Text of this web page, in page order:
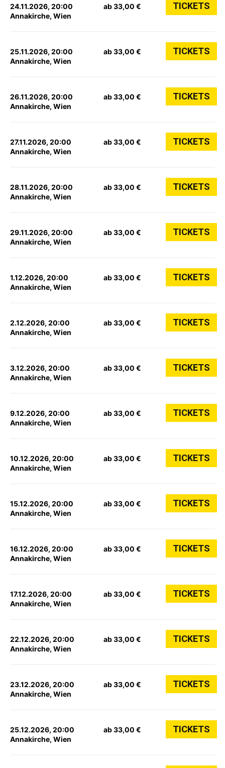
24.11.2026, 20:00
Annakirche, Wien
ab 33,00 € TICKETS
25.11.2026, 20:00
Annakirche, Wien
ab 33,00 € TICKETS
26.11.2026, 20:00
Annakirche, Wien
ab 33,00 € TICKETS
27.11.2026, 20:00
Annakirche, Wien
ab 33,00 € TICKETS
28.11.2026, 20:00
Annakirche, Wien
ab 33,00 € TICKETS
29.11.2026, 20:00
Annakirche, Wien
ab 33,00 € TICKETS
1.12.2026, 20:00
Annakirche, Wien
ab 33,00 € TICKETS
2.12.2026, 20:00
Annakirche, Wien
ab 33,00 € TICKETS
3.12.2026, 20:00
Annakirche, Wien
ab 33,00 € TICKETS
9.12.2026, 20:00
Annakirche, Wien
ab 33,00 € TICKETS
10.12.2026, 20:00
Annakirche, Wien
ab 33,00 € TICKETS
15.12.2026, 20:00
Annakirche, Wien
ab 33,00 € TICKETS
16.12.2026, 20:00
Annakirche, Wien
ab 33,00 € TICKETS
17.12.2026, 20:00
Annakirche, Wien
ab 33,00 € TICKETS
22.12.2026, 20:00
Annakirche, Wien
ab 33,00 € TICKETS
23.12.2026, 20:00
Annakirche, Wien
ab 33,00 € TICKETS
25.12.2026, 20:00
Annakirche, Wien
ab 33,00 € TICKETS